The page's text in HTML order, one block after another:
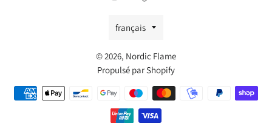
Langue
français
© 2026, Nordic Flame
Propulsé par Shopify
Méthodes
de
payement